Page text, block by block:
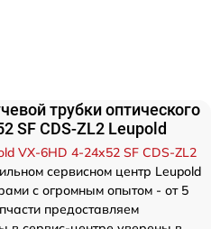
трубки оптического
SF CDS-ZL2 Leupold
VX-6HD 4-24x52 SF CDS-ZL2
сервисном центр Leupold
с огромным опытом - от 5
предоставляем